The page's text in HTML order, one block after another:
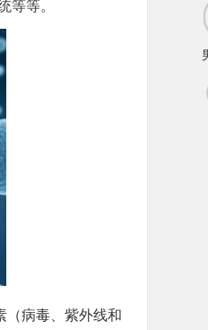
等等。
（病毒、紫外线和